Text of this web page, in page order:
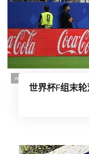
世界杯F组末